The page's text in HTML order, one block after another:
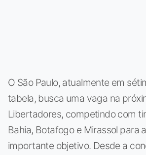
O São Paulo, atualmente em
tabela, busca uma vaga na
Libertadores, competindo com
Bahia, Botafogo e Mirassol para
importante objetivo. Desde a